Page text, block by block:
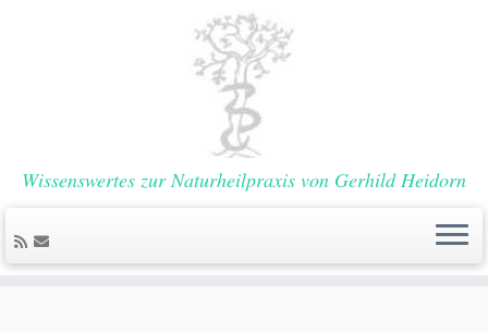
Wissenswertes zur Naturheilpraxis von Gerhild Heidorn